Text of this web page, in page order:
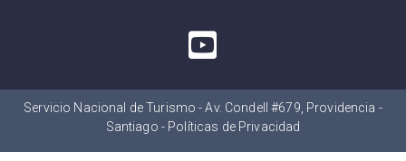
Servicio Nacional de Turismo - Av. Condell #679, Providencia -
Santiago - Políticas de Privacidad